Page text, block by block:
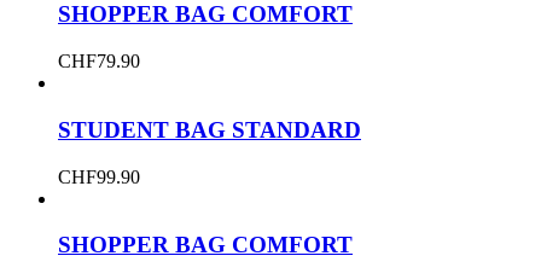
SHOPPER BAG COMFORT
CHF79.90
STUDENT BAG STANDARD
CHF99.90
SHOPPER BAG COMFORT